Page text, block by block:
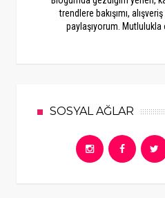
trendlere bakışımı,
paylaşıyorum. Mutlulukla
SOSYAL AĞLAR